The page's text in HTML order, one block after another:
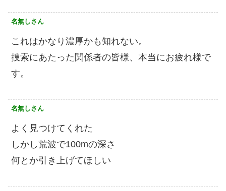
名無しさん
これはかなり濃厚かも知れない。
捜索にあたった関係者の皆様、本当にお疲れ様で
す。
名無しさん
よく見つけてくれた
しかし荒波で100mの深さ
何とか引き上げてほしい